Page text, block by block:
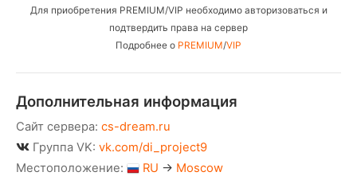
Для приобретения PREMIUM/VIP необходимо авторизоваться и
подтвердить права на сервер
Подробнее о PREMIUM/VIP
Дополнительная информация
Сайт сервера: cs-dream.ru
Группа VK: vk.com/di_project9
Местоположение:
RU → Moscow